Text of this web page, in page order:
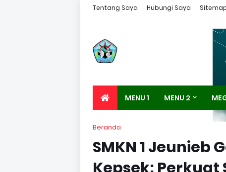
Tentang Saya Hubungi Saya
MENU 1 MENU 2
Beranda
SMKN 1 Jeunieb